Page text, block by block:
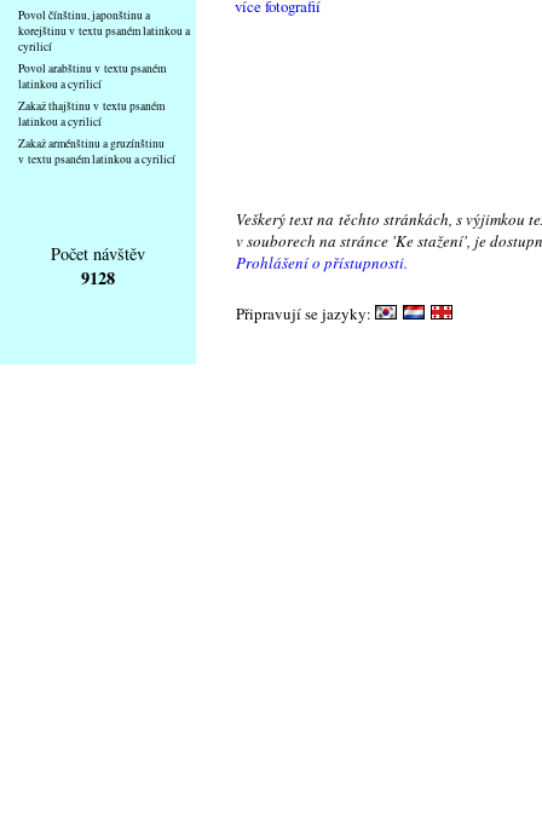
Povol čínštinu, japonštinu a
korejštinu v textu psaném latinkou a
cyrilicí
Povol arabštinu v textu psaném
latinkou a cyrilicí
Zakaž thajštinu v textu psaném
latinkou a cyrilicí
Zakaž arménštinu a gruzínštinu
v textu psaném latinkou a cyrilicí
více fotografií
Počet návštěv
9128
Veškerý text na těchto stránkách, s výjimkou
v souborech na stránce 'Ke stažení', je
Prohlášení o přístupnosti.
Připravují se jazyky: